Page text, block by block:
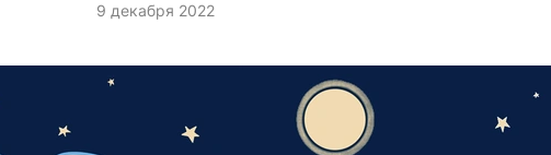
9 декабря 2022